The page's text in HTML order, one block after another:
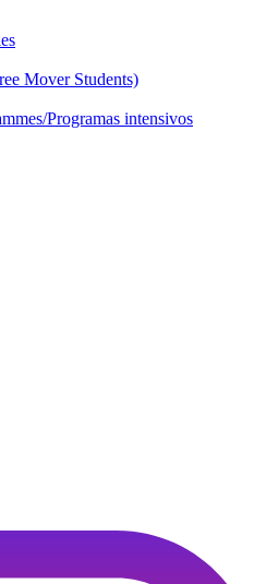
Mover Students)
Programas intensivos